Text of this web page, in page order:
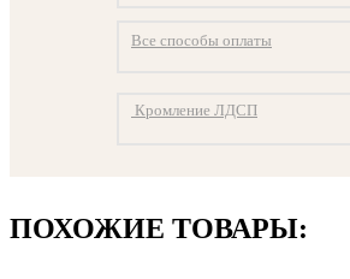
Все способы оплаты
Кромление ЛДСП
ПОХОЖИЕ ТОВАРЫ: